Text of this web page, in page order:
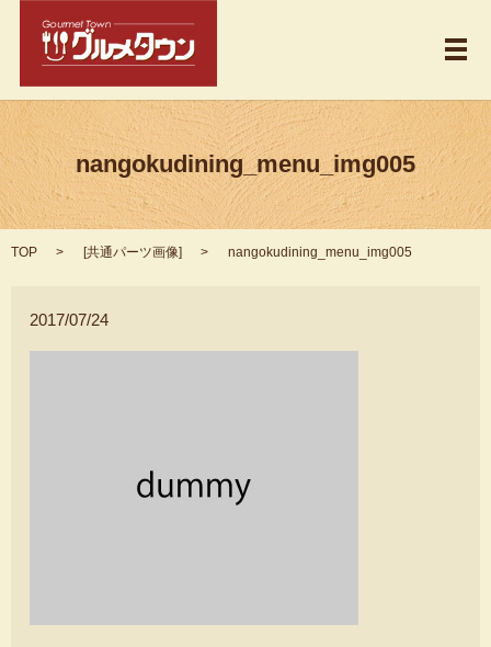
メ
nangokudining_menu_img005
TOP [共通パーツ画像] nangokudining_menu_img005
2017/07/24